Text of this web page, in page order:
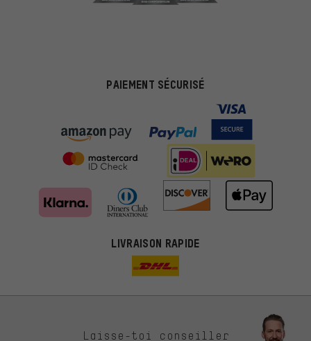
PAIEMENT SÉCURISÉ
LIVRAISON RAPIDE
Laisse-toi conseiller
Des offres plus adaptées